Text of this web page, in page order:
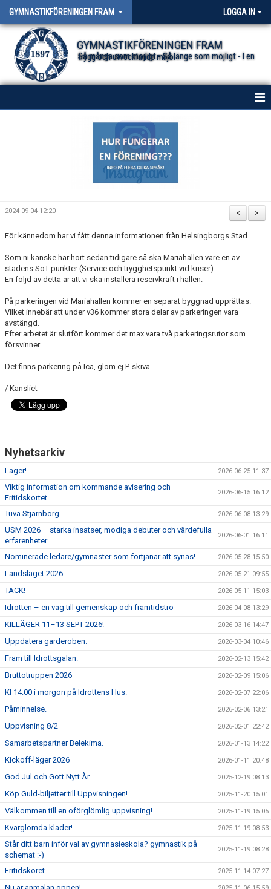
GYMNASTIKFÖRENINGEN FRAM LOGGA IN
GYMNASTIKFÖRENINGEN FRAM
Så många som möjligt - Så länge som möjligt - I en trygg och utvecklande miljö.
NYHETER FÖR ALLA TRUPPER
>
<
2024-09-04 12:20
För kännedom har vi fått denna informationen från Helsingborgs Stad
Som ni kanske har hört sedan tidigare så ska Mariahallen vare en av
stadens SoT-punkter (Service och trygghetspunkt vid kriser)
En följd av detta är att vi ska installera reservkraft i hallen.
På parkeringen vid Mariahallen kommer en separat byggnad upprättas.
Vilket innebär att under v36 kommer stora delar av parkeringen vara
avstängd.
Efter arbetet är slutfört kommer det max vara två parkeringsrutor som
försvinner.
Det finns parkering på Ica, glöm ej P-skiva.
/ Kansliet
Nyhetsarkiv
Läger! 2026-06-25 11:37
Viktig information om kommande avisering och
Fritidskortet
2026-06-15 16:12
Tuva Stjärnborg 2026-06-08 13:29
USM 2026 – starka insatser, modiga debuter och värdefulla
erfarenheter
2026-06-01 16:11
Nominerade ledare/gymnaster som förtjänar att synas! 2026-05-28 15:50
Landslaget 2026 2026-05-21 09:55
TACK! 2026-05-11 15:03
Idrotten – en väg till gemenskap och framtidstro 2026-04-08 13:29
KILLÄGER 11–13 SEPT 2026! 2026-03-16 14:47
Uppdatera garderoben. 2026-03-04 10:46
Fram till Idrottsgalan. 2026-02-13 15:42
Bruttotruppen 2026 2026-02-09 15:06
Kl 14:00 i morgon på Idrottens Hus. 2026-02-07 22:06
Påminnelse. 2026-02-06 13:21
Uppvisning 8/2 2026-02-01 22:42
Samarbetspartner Belekima. 2026-01-13 14:22
Kickoff-läger 2026 2026-01-11 20:48
God Jul och Gott Nytt År. 2025-12-19 08:13
Köp Guld-biljetter till Uppvisningen! 2025-11-20 15:01
Välkommen till en oförglömlig uppvisning! 2025-11-19 15:05
Kvarglömda kläder! 2025-11-19 08:53
Står ditt barn inför val av gymnasieskola? gymnastik på
schemat :-)
2025-11-19 08:28
Fritidskoret 2025-11-14 07:27